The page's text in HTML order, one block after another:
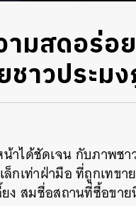
ามสดอร่อ
ชาวประม
าได้ชัดเจน กับภาพช
เท่าฝ่ามือ ที่ถูกเทข
สมชื่อสถานที่ซื้อขาย